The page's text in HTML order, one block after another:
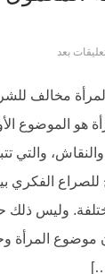
بعد
مخالف
هو الموضوع
والتي
الفكري
وليس
موضوع المرأة